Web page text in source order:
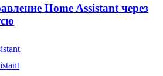
Home Assistant через